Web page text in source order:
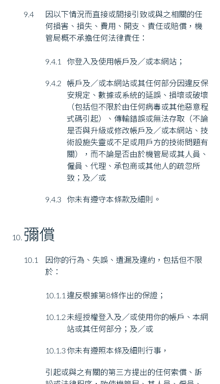
9.4
因以下情況而直接或間接引致或與之相關的任
何損害、損失、費用、開支、責任或賠償，機
管局概不承擔任何法律責任：
9.4.1 你登入及使用帳戶及／或本網站；
9.4.2
帳戶及／或本網站或其任何部分因違反保
安規定、數據或系統的延誤、損壞或破壞
（包括但不限於由任何病毒或其他惡意程
式碼引起）、傳輸錯誤或無法存取（不論
是否與升級或修改帳戶及／或本網站、技
術設施失靈或不足或用戶方的技術問題有
關），而不論是否由於機管局或其人員、
僱員、代理、承包商或其他人的疏忽所
致；及／或
9.4.3 你未有遵守本條款及細則。
彌償
10.1
因你的行為、失誤、遺漏及違約，包括但不限
於：
10.1.1 違反根據第8條作出的保證；
10.1.2未經授權登入及／或使用你的帳戶、本網
站或其任何部分；及／或
10.1.3你未有遵照本條及細則行事，
引起或與之有關的第三方提出的任何索償、訴